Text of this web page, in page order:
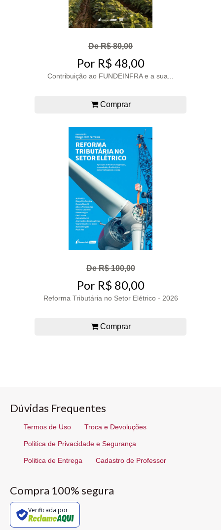
De R$ 80,00
Por R$ 48,00
Contribuição ao FUNDEINFRA e a sua...
Comprar
De R$ 100,00
Por R$ 80,00
Reforma Tributária no Setor Elétrico - 2026
Comprar
Dúvidas Frequentes
Termos de Uso Troca e Devoluções
Politica de Privacidade e Segurança
Politica de Entrega Cadastro de Professor
Compra 100% segura
Verificada por